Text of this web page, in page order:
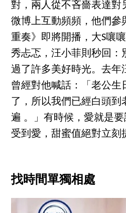
對，兩人從不吝嗇表達對
微博上互動頻頻，他們參
重奏》即將開播，大S嚷
秀忐忑，汪小菲則秒回：
過了許多美好時光。去年
曾經對他喊話：「老公生
了，所以我們已經白頭
遍 。」有時候，愛就是
受到愛，甜蜜值絕對立刻
找時間單獨相處